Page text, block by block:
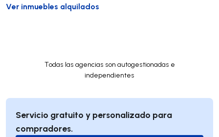
Ver inmuebles alquilados
Todas las agencias son autogestionadas e
independientes
Servicio gratuito y personalizado para
compradores.